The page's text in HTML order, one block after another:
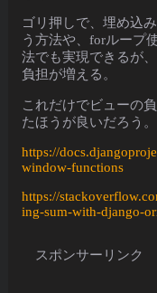
ゴリ押しで、埋め込
う方法や、forループ
法でも実現できるが
負担が増える。
これだけでビューの
たほうが良いだろう。
https://
window-functions
https://
ing-sum-with-django-
スポンサーリンク